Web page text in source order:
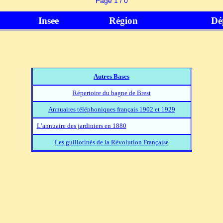
Insee Région
Autres Bases
Répertoire du bagne de Brest
Annuaires téléphoniques français 1902 et 1929
L’annuaire des jardiniers en 1880
Les guillotinés de la Révolution Française